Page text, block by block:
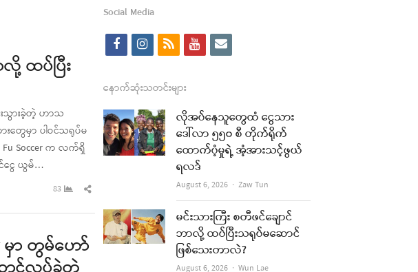
လို့ ထပ်ပြီး
သွားခဲ့တဲ့ ဟာသ
းတွေမှာ ပါဝင်သရုပ်မ
Soccer က လက်ရှိ
င်ငွေ ယွမ်…
83
Share
post
မှာ တွမ်ဟော်
Social Media
f
c
e
b
o
i
s
t
a
g
m
r
s
y
t
u
b
e
e
i
l
နောက်ဆုံးသတင်းများ
လိုအပ်နေသူတွေထံ ငွေသား
ဒေါ်လာ ၅၅၀ စီ တိုက်ရိုက်
ထောက်ပံ့မှုရဲ့ အံ့အားသင့်ဖွယ်
ရလဒ်
August 6, 2026 Author
Zaw Tun
မင်းသားကြီး စတီဖင်ချောင်
ဘာလို့ ထပ်ပြီးသရုပ်မဆောင်
ဖြစ်သေးတာလဲ?
August 6, 2026 Author
Wun Lae